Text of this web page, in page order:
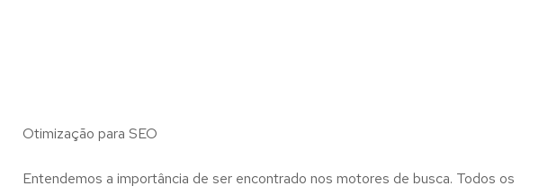
Otimização para SEO
Entendemos a importância de ser encontrado nos motores de busca. Todos os